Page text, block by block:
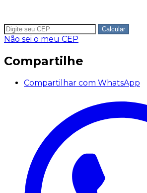
Calcular
Não sei o meu CEP
Compartilhe
Compartilhar com WhatsApp